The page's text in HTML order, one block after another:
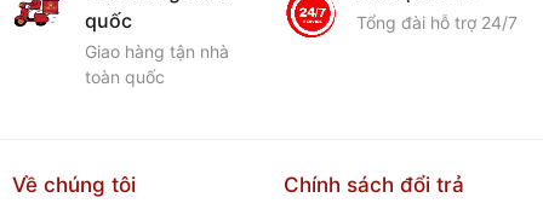
quốc
Giao hàng tận nhà
toàn quốc
Tổng đài hỗ trợ 24/7
Về chúng tôi Chính sách đổi trả